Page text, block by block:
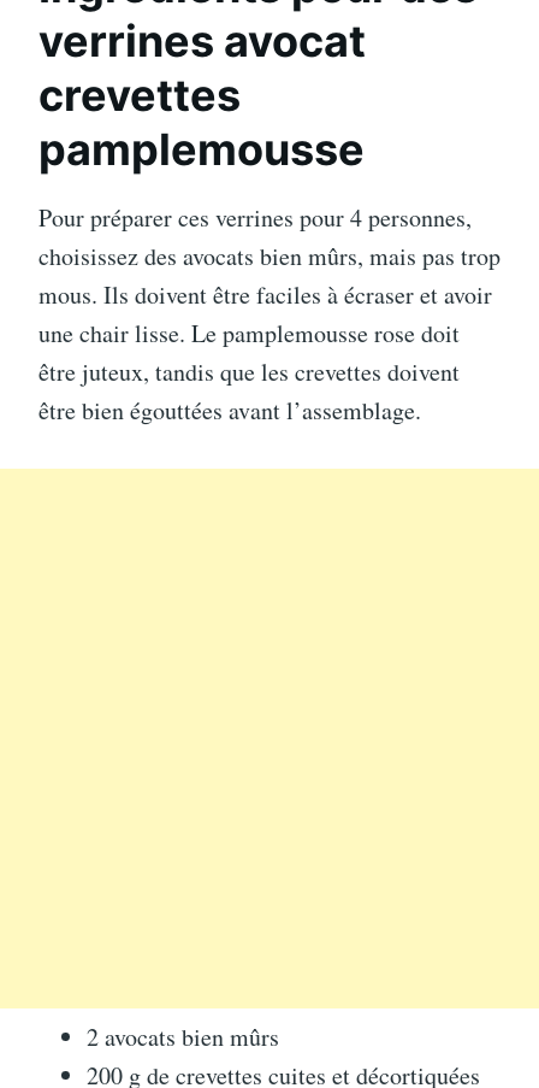
verrines avocat
crevettes
pamplemousse
Pour préparer ces verrines pour 4 personnes,
choisissez des avocats bien mûrs, mais pas trop
mous. Ils doivent être faciles à écraser et avoir
une chair lisse. Le pamplemousse rose doit
être juteux, tandis que les crevettes doivent
être bien égouttées avant l’assemblage.
2 avocats bien mûrs
200 g de crevettes cuites et décortiquées